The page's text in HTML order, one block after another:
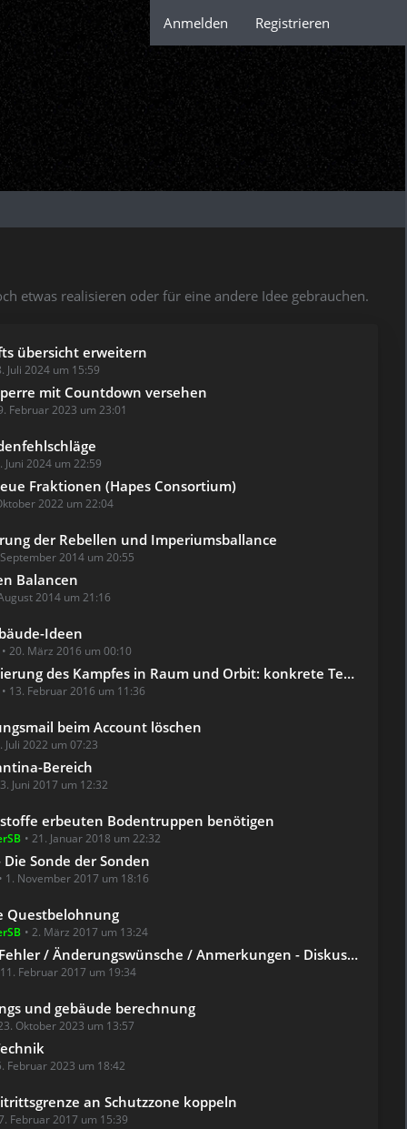
Anmelden Registrieren
etwas realisieren oder für eine andere Idee gebrauchen.
übersicht erweitern
Juli 2024 um 15:59
mit Countdown versehen
Februar 2023 um 23:01
Juni 2024 um 22:59
Fraktionen (Hapes Consortium)
2022 um 22:04
der Rebellen und Imperiumsballance
2014 um 20:55
Balancen
2014 um 21:16
Ideen
20. März 2016 um 00:10
Kampfes in Raum und Orbit: konkrete Technologien&Gebäude&Einheiten (Erweiterung)
13. Februar 2016 um 11:36
beim Account löschen
Juli 2022 um 07:23
Bereich
Juni 2017 um 12:32
erbeuten Bodentruppen benötigen
21. Januar 2018 um 22:32
Die Sonde der Sonden
1. November 2017 um 18:16
Questbelohnung
2. März 2017 um 13:24
/ Änderungswünsche / Anmerkungen - Diskussion
11. Februar 2017 um 19:34
und gebäude berechnung
Oktober 2023 um 13:57
Februar 2023 um 18:42
an Schutzzone koppeln
Februar 2017 um 15:39